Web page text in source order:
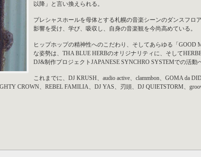
以降」と言い換えられる。
プレシャスホールを母体とする札幌の音楽シーンのダンスフロ
影響を受け、学び、吸収し、自身の音楽観を今尚高めている。
ヒップホップの精神性へのこだわり、そしてあらゆる「GOOD
な姿勢は、THA BLUE HERBのオリジナリティに、そして
DJ&制作プロジェクトJAPANESE SYNCHRO SYSTEMでの活動
これまでに、DJ KRUSH、audio active、clammbon、GOMA da
CROWN、REBEL FAMILIA、DJ YAS、刃頭、DJ QUIETSTORM、